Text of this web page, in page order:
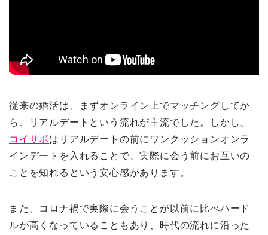
従来の婚活は、まずオンライン上でマッチングしてか
ら、リアルデートという流れが主流でした。しかし、
コイサポはリアルデートの前にワンクッションオンラ
インデートを入れることで、実際に会う前にお互いの
ことを知れるという安心感があります。
また、コロナ禍で実際に会うことが以前に比べハード
ルが高くなっていることもあり、時代の流れに沿った